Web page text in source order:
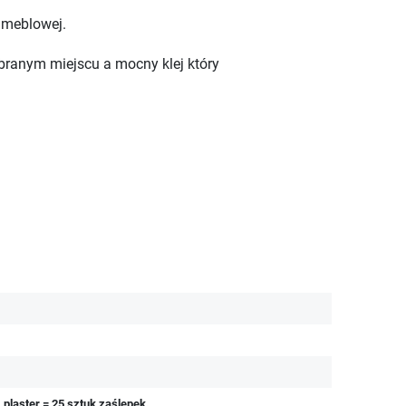
miejscu a mocny klej który